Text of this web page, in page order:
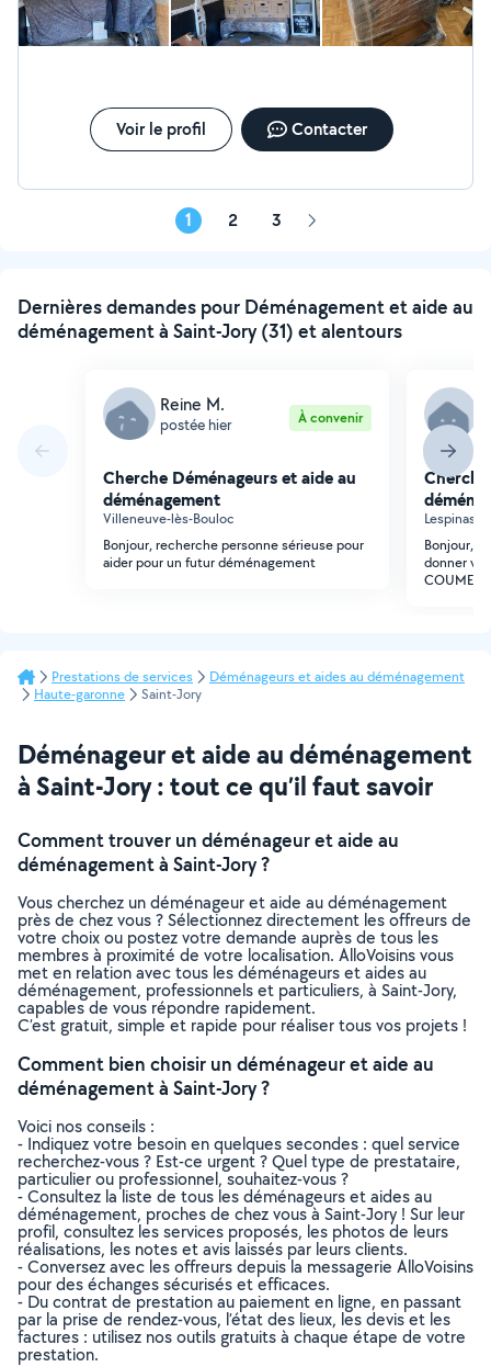
Voir le profil Contacter
1 2 3 Page
Dernières demandes pour Déménagement et aide au
déménagement à Saint-Jory (31) et alentours
Reine M.
postée hier À convenir
Cherche Déménageurs et aide au
déménagement
Villeneuve-lès-Bouloc
Bonjour, recherche personne sérieuse pour
aider pour un futur déménagement
Lespinasse
Bonjour,
donner
Prestations de services
Déménageurs et aides au déménagement
Haute-garonne
Saint-Jory
Déménageur et aide au déménagement
à Saint-Jory : tout ce qu’il faut savoir
Comment trouver un déménageur et aide au
déménagement à Saint-Jory ?
Vous cherchez un déménageur et aide au déménagement
près de chez vous ? Sélectionnez directement les offreurs de
votre choix ou postez votre demande auprès de tous les
membres à proximité de votre localisation. AlloVoisins vous
met en relation avec tous les déménageurs et aides au
déménagement, professionnels et particuliers, à Saint-Jory,
capables de vous répondre rapidement.
C’est gratuit, simple et rapide pour réaliser tous vos projets !
Comment bien choisir un déménageur et aide au
déménagement à Saint-Jory ?
Voici nos conseils :
- Indiquez votre besoin en quelques secondes : quel service
recherchez-vous ? Est-ce urgent ? Quel type de prestataire,
particulier ou professionnel, souhaitez-vous ?
- Consultez la liste de tous les déménageurs et aides au
déménagement, proches de chez vous à Saint-Jory ! Sur leur
profil, consultez les services proposés, les photos de leurs
réalisations, les notes et avis laissés par leurs clients.
- Conversez avec les offreurs depuis la messagerie AlloVoisins
pour des échanges sécurisés et efficaces.
- Du contrat de prestation au paiement en ligne, en passant
par la prise de rendez-vous, l’état des lieux, les devis et les
factures : utilisez nos outils gratuits à chaque étape de votre
prestation.